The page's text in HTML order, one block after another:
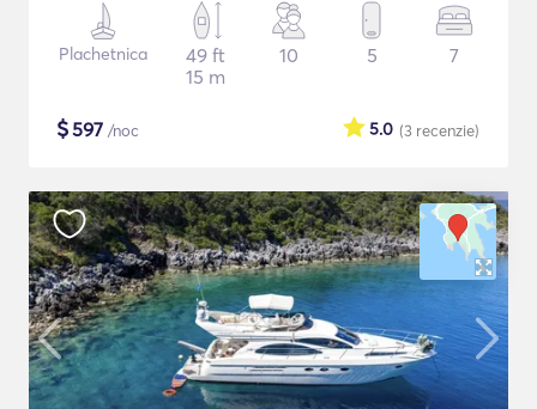
Plachetnica
49 ft
15 m
10 5 7
$597 /noc (3 recenzie)
5.0